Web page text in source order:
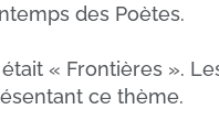
des Poètes.
« Frontières ».
ce thème.